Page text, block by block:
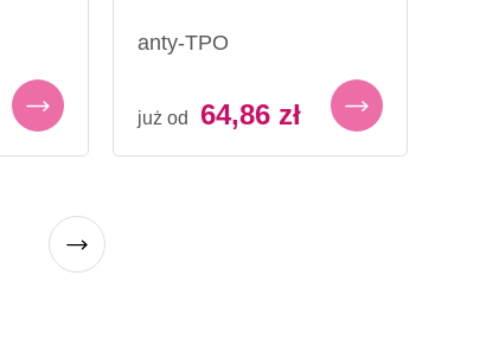
anty-TPO
już od 64,86 zł